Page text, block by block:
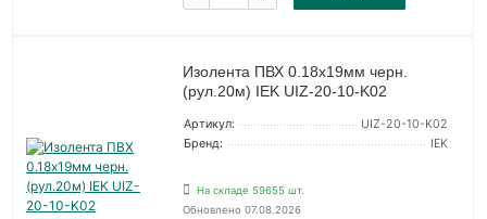
Изолента ПВХ 0.18х19мм черн.
(рул.20м) IEK UIZ-20-10-K02
Артикул:
UIZ-20-10-K02
Бренд:
IEK
На складе 59655 шт.
Обновлено 07.08.2026